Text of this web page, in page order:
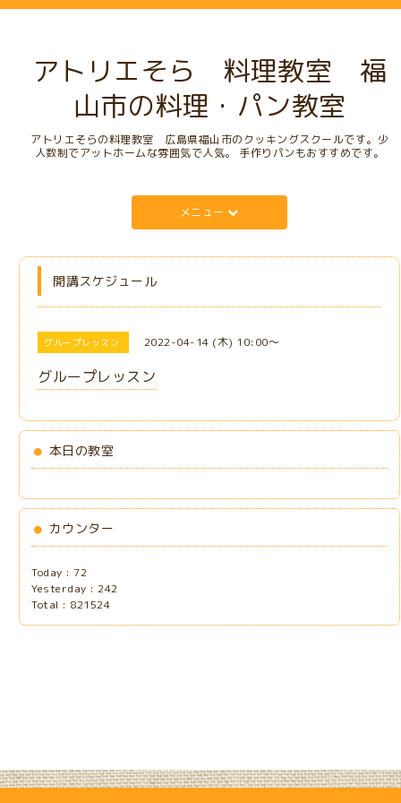
アトリエそら 料理教室 福
山市の料理・パン教室
アトリエそらの料理教室 広島県福山市のクッキングスクールです。少
人数制でアットホームな雰囲気で人気。 手作りパンもおすすめです。
メニュー
開講スケジュール
グループレッスン 2022-04-14 (木) 10:00～
グループレッスン
本日の教室
カウンター
Today : 72
Yesterday :242
Total : 821524